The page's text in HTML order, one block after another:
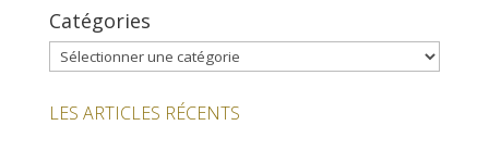
Catégories
Catégories
LES ARTICLES RÉCENTS